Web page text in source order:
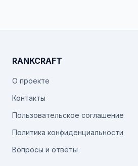
RANKCRAFT
О проекте
Контакты
Пользовательское соглашение
Политика конфиденциальности
Вопросы и ответы